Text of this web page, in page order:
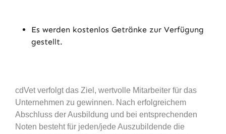
Es werden kostenlos Getränke zur Verfügung
gestellt.
cdVet verfolgt das Ziel, wertvolle Mitarbeiter für das
Unternehmen zu gewinnen. Nach erfolgreichem
Abschluss der Ausbildung und bei entsprechenden
Noten besteht für jeden/jede Auszubildende die